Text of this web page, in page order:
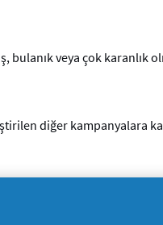
bulanık veya çok karanlık
diğer kampanyalara